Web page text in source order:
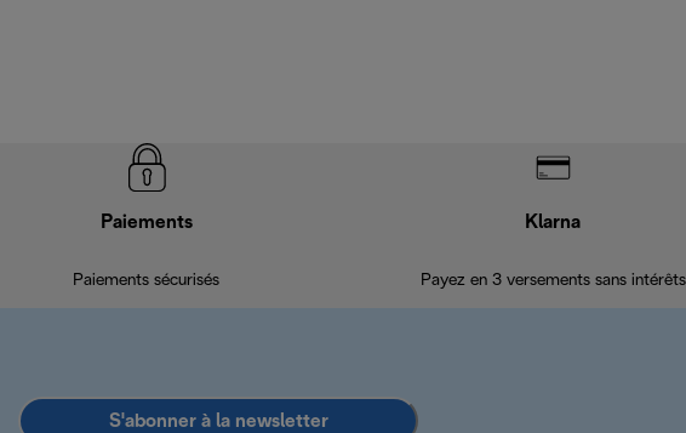
Paiements
Paiements sécurisés
Klarna
Payez en 3 versements sans intérêts
S'abonner à la newsletter